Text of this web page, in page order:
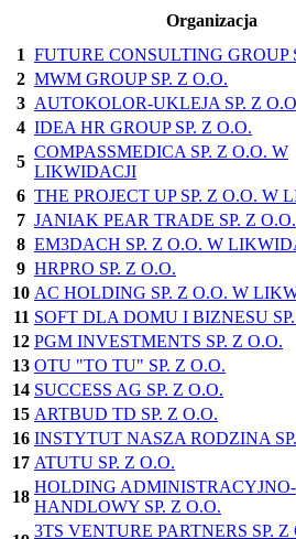
Organizacja
1 FUTURE CONSULTING GROUP
2 MWM GROUP SP. Z O.O.
3 AUTOKOLOR-UKLEJA SP. Z
4 IDEA HR GROUP SP. Z O.O.
5
COMPASSMEDICA SP. Z O.O. W
LIKWIDACJI
6 THE PROJECT UP SP. Z O.O. W
7 JANIAK PEAR TRADE SP. Z O.O.
8 EM3DACH SP. Z O.O. W
9 HRPRO SP. Z O.O.
10 AC HOLDING SP. Z O.O. W
11 SOFT DLA DOMU I BIZNESU
12 PGM INVESTMENTS SP. Z O.O.
13 OTU "TO TU" SP. Z O.O.
14 SUCCESS AG SP. Z O.O.
15 ARTBUD TD SP. Z O.O.
16 INSTYTUT NASZA RODZINA
17 ATUTU SP. Z O.O.
18
HOLDING ADMINISTRACYJNO-
HANDLOWY SP. Z O.O.
3TS VENTURE PARTNERS SP. Z